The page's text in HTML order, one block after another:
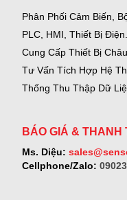
Phân Phối Cảm Biến,
PLC, HMI, Thiết Bị Điện.
Cung Cấp Thiết Bị
Tư Vấn Tích Hợp Hệ
Thống Thu Thập Dữ
BÁO GIÁ & THANH
Ms. Diệu:
Cellphone/Zalo: